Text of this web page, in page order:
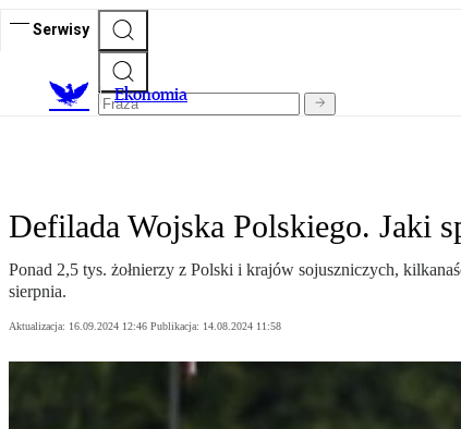
Serwisy
Ekonomia
Defilada Wojska Polskiego. Jaki
Ponad 2,5 tys. żołnierzy z Polski i krajów sojuszniczych,
sierpnia.
Aktualizacja: 16.09.2024 12:46 Publikacja: 14.08.2024 11:58